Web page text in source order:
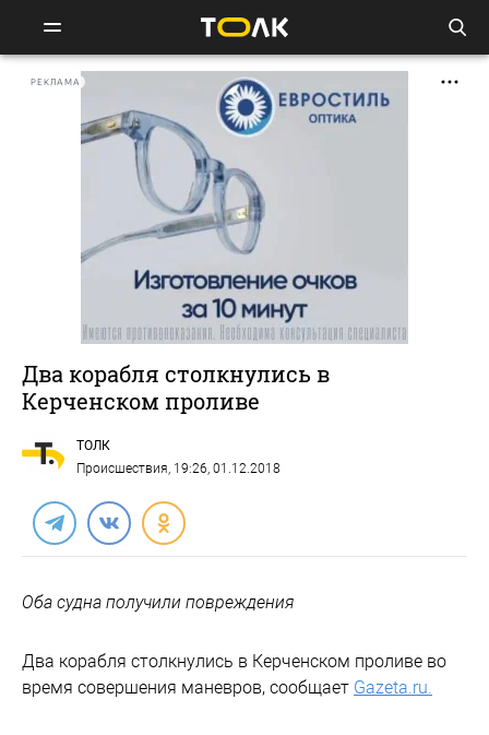
РЕКЛАМА
Два корабля столкнулись в
Керченском проливе
ТОЛК
Происшествия, 19:26, 01.12.2018
Оба судна получили повреждения
Два корабля столкнулись в Керченском проливе во
время совершения маневров, сообщает Gazeta.ru.